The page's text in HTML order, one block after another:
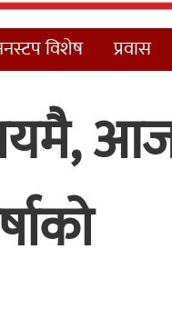
विशेष प्रवास